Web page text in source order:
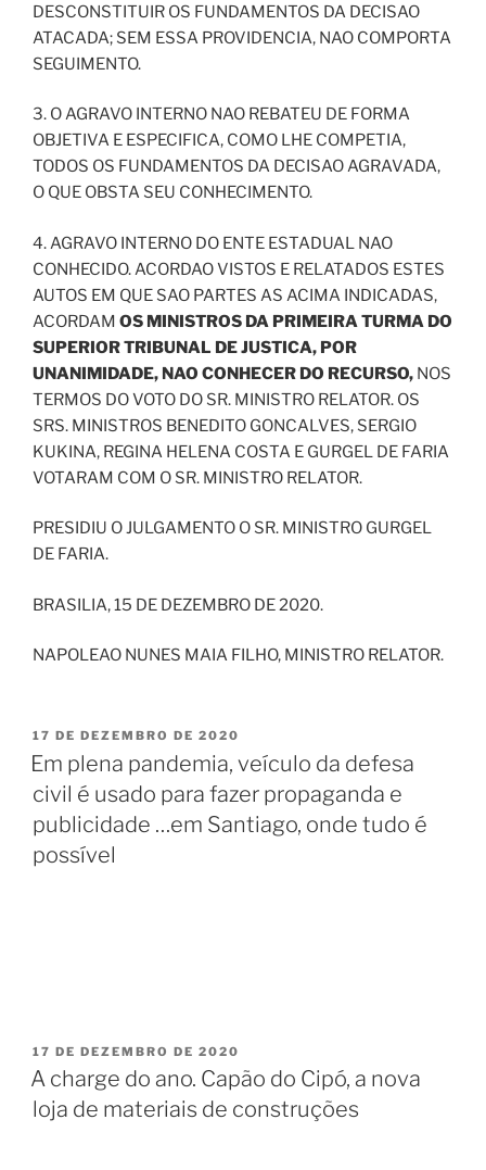
DESCONSTITUIR OS FUNDAMENTOS DA DECISAO
ATACADA; SEM ESSA PROVIDENCIA, NAO COMPORTA
SEGUIMENTO.
3. O AGRAVO INTERNO NAO REBATEU DE FORMA
OBJETIVA E ESPECIFICA, COMO LHE COMPETIA,
TODOS OS FUNDAMENTOS DA DECISAO AGRAVADA,
O QUE OBSTA SEU CONHECIMENTO.
4. AGRAVO INTERNO DO ENTE ESTADUAL NAO
CONHECIDO. ACORDAO VISTOS E RELATADOS ESTES
AUTOS EM QUE SAO PARTES AS ACIMA INDICADAS,
ACORDAM OS MINISTROS DA PRIMEIRA TURMA DO
SUPERIOR TRIBUNAL DE JUSTICA, POR
UNANIMIDADE, NAO CONHECER DO RECURSO, NOS
TERMOS DO VOTO DO SR. MINISTRO RELATOR. OS
SRS. MINISTROS BENEDITO GONCALVES, SERGIO
KUKINA, REGINA HELENA COSTA E GURGEL DE FARIA
VOTARAM COM O SR. MINISTRO RELATOR.
PRESIDIU O JULGAMENTO O SR. MINISTRO GURGEL
DE FARIA.
BRASILIA, 15 DE DEZEMBRO DE 2020.
NAPOLEAO NUNES MAIA FILHO, MINISTRO RELATOR.
PUBLICADO
EM
17 DE DEZEMBRO DE 2020
Em plena pandemia, veículo da defesa
civil é usado para fazer propaganda e
publicidade …em Santiago, onde tudo é
possível
PUBLICADO
EM
17 DE DEZEMBRO DE 2020
A charge do ano. Capão do Cipó, a nova
loja de materiais de construções